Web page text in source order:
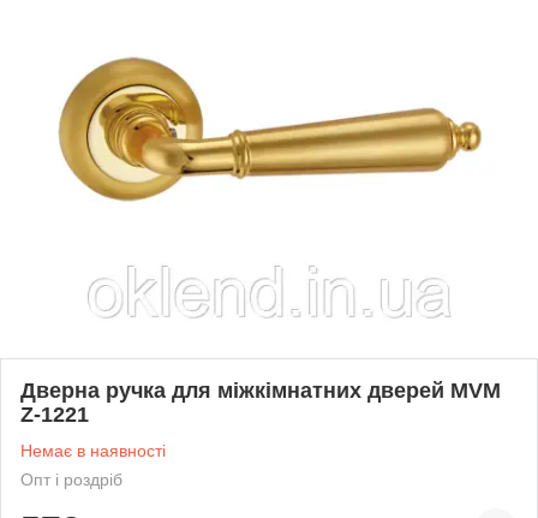
Дверна ручка для міжкімнатних дверей MVM
Z-1221
Немає в наявності
Опт і роздріб